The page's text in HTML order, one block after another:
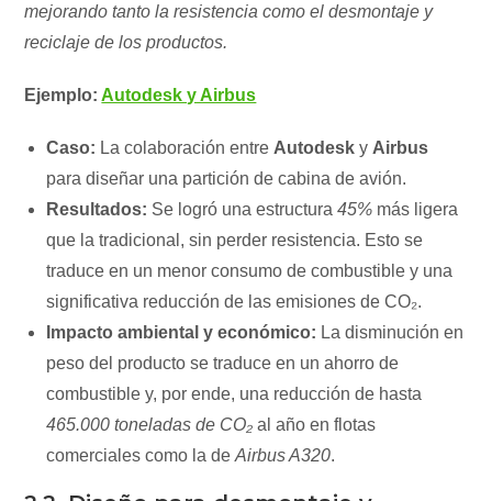
mejorando tanto la resistencia como el desmontaje y
reciclaje de los productos.
Ejemplo:Autodesk y Airbus
Caso: La colaboración entre Autodesk y Airbus
para diseñar una partición de cabina de avión.
Resultados: Se logró una estructura45% más ligera
que la tradicional, sin perder resistencia. Esto se
traduce en un menor consumo de combustible y una
significativa reducción de las emisiones de CO₂.
Impacto ambiental y económico: La disminución en
peso del producto se traduce en un ahorro de
combustible y, por ende, una reducción de hasta
465.000 toneladas de CO₂ al año en flotas
comerciales como la deAirbus A320.